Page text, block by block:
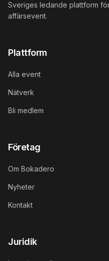
Sveriges ledande plattform
affärsevent.
Plattform
Alla event
Nätverk
Bli medlem
Företag
Om Bokadero
Nyheter
Kontakt
Juridik